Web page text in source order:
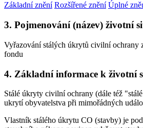
Základní znění Rozšířené znění Úplné
3. Pojmenování (název) životní
Vyřazování stálých úkrytů civilní ochrany
fondu
4. Základní informace k životní
Stálé úkryty civilní ochrany (dále též
ukrytí obyvatelstva při mimořádných
Vlastník stálého úkrytu CO (stavby) je